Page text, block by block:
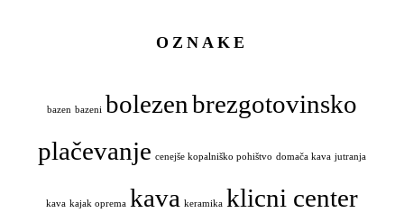
OZNAKE
bazen bazeni bolezenbrezgotovinsko
plačevanje cenejše kopalniško pohištvo domača kava jutranja
kava kajak oprema kava keramika klicni center